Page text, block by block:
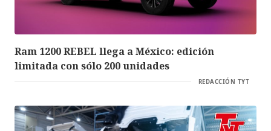
Ram 1200 REBEL llega a México: edición
limitada con sólo 200 unidades
REDACCIÓN TYT